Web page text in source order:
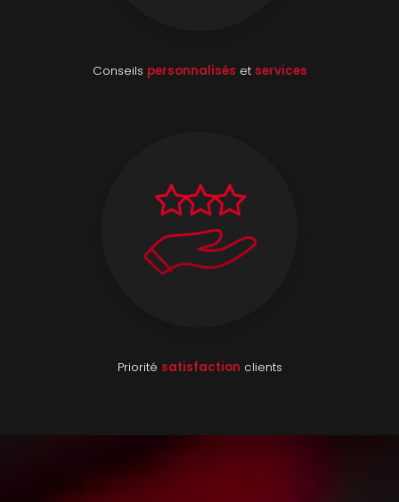
Conseils personnalisés et services
Priorité satisfaction clients